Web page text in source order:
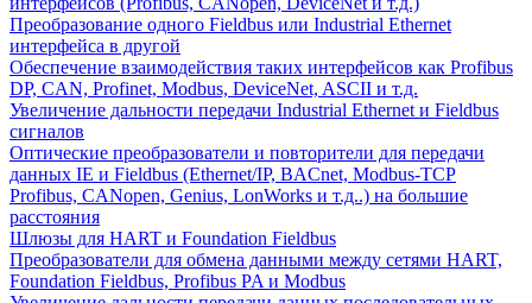
Преобразование одного Fieldbus или Industrial Ethernet
интерфейса в другой
Обеспечение взаимодействия таких интерфейсов как Profibus
DP, CAN, Profinet, Modbus, DeviceNet, ASCII и т.д.
Увеличение дальности передачи Industrial Ethernet и Fieldbus
сигналов
Оптические преобразователи и повторители для передачи
данных IE и Fieldbus (Ethernet/IP, BACnet, Modbus-TCP
Profibus, CANopen, Genius, LonWorks и т.д..) на большие
расстояния
Шлюзы для HART и Foundation Fieldbus
Преобразователи для обмена данными между сетями HART,
Foundation Fieldbus, Profibus PA и Modbus